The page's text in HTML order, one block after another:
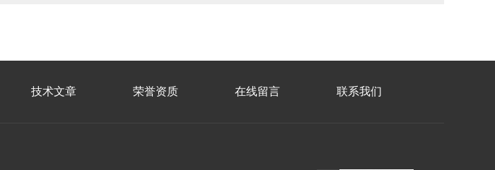
技术文章 荣誉资质 在线留言 联系我们